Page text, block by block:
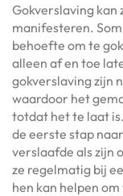
Gokverslaving kan
manifesteren.
behoefte om te
alleen af en toe
gokverslaving zijn
waardoor het
totdat het te laat
de eerste stap
verslaafde als zijn
ze regelmatig bij
hen kan helpen